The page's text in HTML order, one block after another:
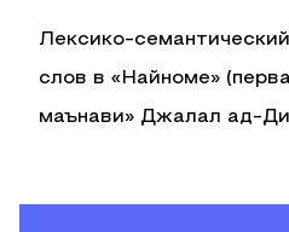
Лексико-
слов в «Найноме»
маънави» Джалал ад-